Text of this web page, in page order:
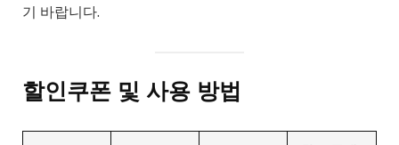
기 바랍니다.
할인쿠폰 및 사용 방법